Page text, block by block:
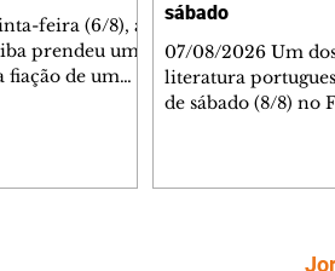
feira (6/8), a
prendeu um
fiação de um
sábado
07/08/2026 Um
literatura
de sábado (8/8) no
minutos. Outras